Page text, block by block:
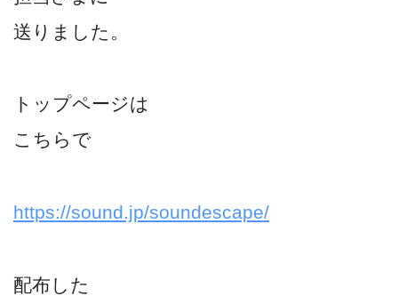
送りました。
トップページは
こちらで
https://sound.jp/soundescape/
配布した